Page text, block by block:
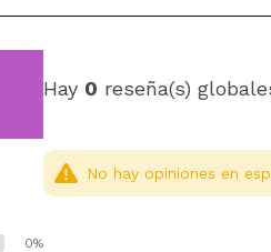
0%
Hay 0 reseña(s)
No hay opiniones en